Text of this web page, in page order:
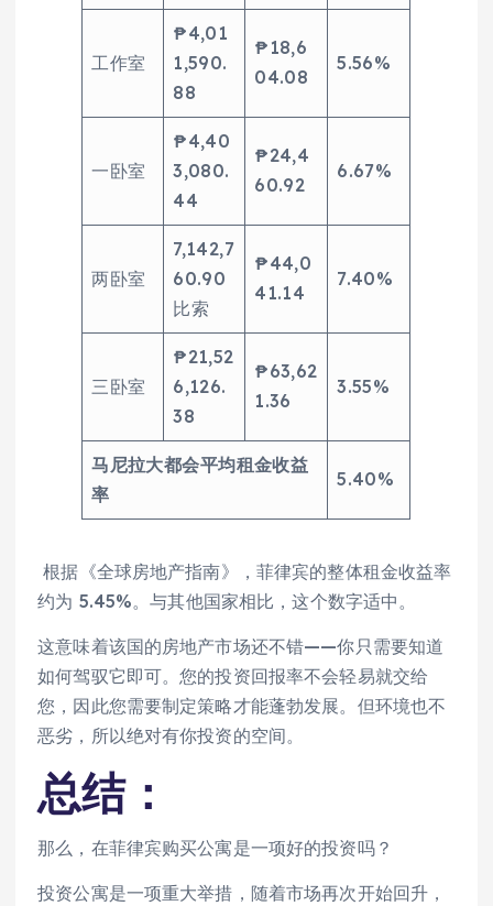
工作室
₱4,01
1,590.
88
₱18,6
04.08
5.56%
一卧室
₱4,40
3,080.
44
₱24,4
60.92
6.67%
两卧室
7,142,7
60.90
比索
₱44,0
41.14
7.40%
三卧室
₱21,52
6,126.
38
₱63,62
1.36
3.55%
马尼拉大都会平均租金收益
率
5.40%
根据《全球房地产指南》，菲律宾的整体租金收益率
约为 5.45%。与其他国家相比，这个数字适中。
这意味着该国的房地产市场还不错——你只需要知道
如何驾驭它即可。您的投资回报率不会轻易就交给
您，因此您需要制定策略才能蓬勃发展。但环境也不
恶劣，所以绝对有你投资的空间。
总结：
那么，在菲律宾购买公寓是一项好的投资吗？
投资公寓是一项重大举措，随着市场再次开始回升，